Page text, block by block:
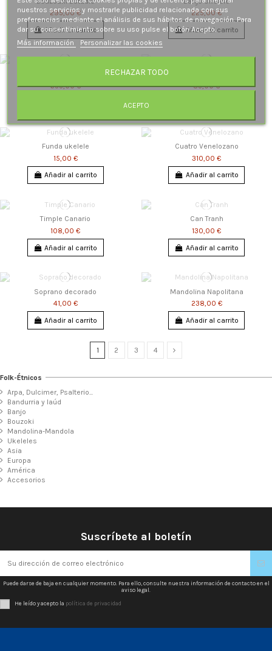
295,00 €
Añadir al carrito
225,00 €
Añadir al carrito
655,00 €
85,00 €
Funda ukelele
15,00 €
Añadir al carrito
Cuatro Venelozano
310,00 €
Añadir al carrito
Timple Canario
108,00 €
Añadir al carrito
Can Tranh
130,00 €
Añadir al carrito
Soprano decorado
41,00 €
Añadir al carrito
Mandolina Napolitana
238,00 €
Añadir al carrito
1 2 3 4
Folk-Étnicos
Arpa, Dulcimer, Psalterio...
Bandurria y laúd
Banjo
Bouzoki
Mandolina-Mandola
Ukeleles
Asia
Europa
América
Accesorios
Suscríbete al boletín
Puede darse de baja en cualquier momento. Para ello, consulte nuestra información de contacto en el
aviso legal.
He leído y acepto la política de privacidad
nuestros servicios y mostrarle publicidad relacionada con sus
preferencias mediante el análisis de sus hábitos de navegación. Para
dar su consentimiento sobre su uso pulse el botón Acepto.
Más información
Personalizar las cookies
RECHAZAR TODO
ACEPTO